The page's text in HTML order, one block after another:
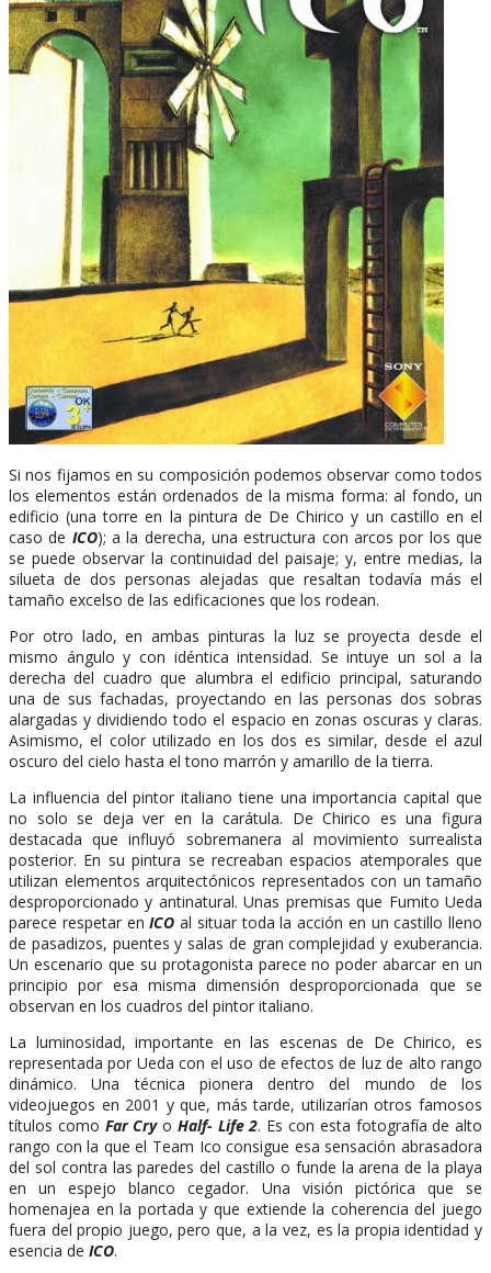
Si nos fijamos en su composición podemos observar como todos
los elementos están ordenados de la misma forma: al fondo, un
edificio (una torre en la pintura de De Chirico y un castillo en el
caso de ICO); a la derecha, una estructura con arcos por los que
se puede observar la continuidad del paisaje; y, entre medias, la
silueta de dos personas alejadas que resaltan todavía más el
tamaño excelso de las edificaciones que los rodean.
Por otro lado, en ambas pinturas la luz se proyecta desde el
mismo ángulo y con idéntica intensidad. Se intuye un sol a la
derecha del cuadro que alumbra el edificio principal, saturando
una de sus fachadas, proyectando en las personas dos sobras
alargadas y dividiendo todo el espacio en zonas oscuras y claras.
Asimismo, el color utilizado en los dos es similar, desde el azul
oscuro del cielo hasta el tono marrón y amarillo de la tierra.
La influencia del pintor italiano tiene una importancia capital que
no solo se deja ver en la carátula. De Chirico es una figura
destacada que influyó sobremanera al movimiento surrealista
posterior. En su pintura se recreaban espacios atemporales que
utilizan elementos arquitectónicos representados con un tamaño
desproporcionado y antinatural. Unas premisas que Fumito Ueda
parece respetar enICO al situar toda la acción en un castillo lleno
de pasadizos, puentes y salas de gran complejidad y exuberancia.
Un escenario que su protagonista parece no poder abarcar en un
principio por esa misma dimensión desproporcionada que se
observan en los cuadros del pintor italiano.
La luminosidad, importante en las escenas de De Chirico, es
representada por Ueda con el uso de efectos de luz de alto rango
dinámico. Una técnica pionera dentro del mundo de los
videojuegos en 2001 y que, más tarde, utilizarían otros famosos
títulos como Far Cry o Half- Life 2. Es con esta fotografía de alto
rango con la que el Team Ico consigue esa sensación abrasadora
del sol contra las paredes del castillo o funde la arena de la playa
en un espejo blanco cegador. Una visión pictórica que se
homenajea en la portada y que extiende la coherencia del juego
fuera del propio juego, pero que, a la vez, es la propia identidad y
esencia de ICO.